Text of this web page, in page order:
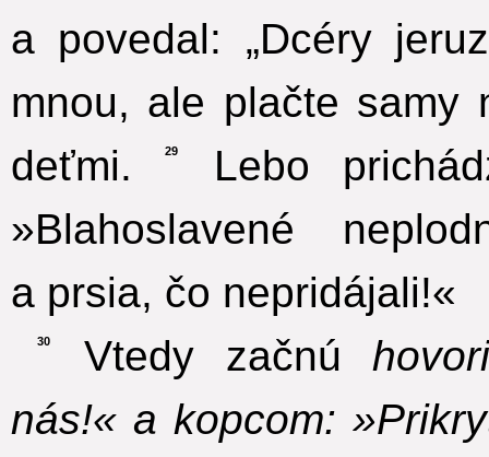
a povedal: „Dcéry
mnou, ale plačte samy
deťmi.
29
Lebo
»Blahoslavené
a prsia, čo nepridájali!«
30 Vtedy začnú
nás!« a kopcom: